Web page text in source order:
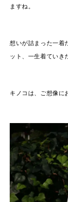
ますね。
想いが詰まった一着
ット、一生着ていき
キノコは、ご想像に